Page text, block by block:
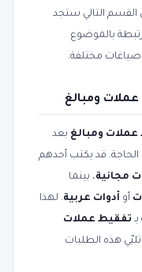
القسم التالي ستجد
بالموضوع
مختلفة.
ومبالغ
ومبالغ بعد
قد يكتب أحدهم
مجانية، بينما
أو أدوات عربية. لهذا
تفقيط عملات
هذه الطلبات